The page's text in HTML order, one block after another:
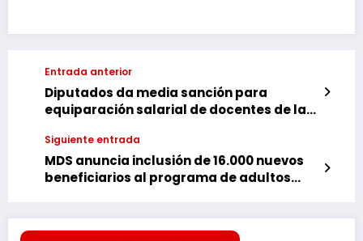
Entrada anterior
Diputados da media sanción para
equiparación salarial de docentes de la
Siguiente entrada
MDS anuncia inclusión de 16.000 nuevos
beneficiarios al programa de adultos